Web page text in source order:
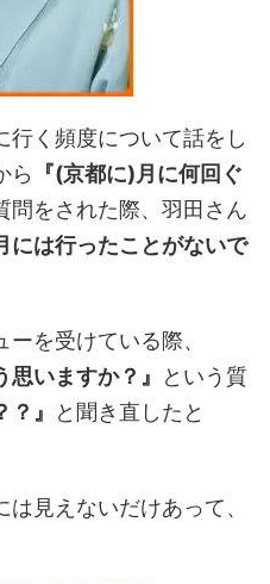
行く頻度について話をし
ら
『(京都に)月に何回ぐ
問をされた際、羽田さん
には行ったことがないで
を受けている際、
思いますか？』
という質
？』
と聞き直したと
見えないだけあって、